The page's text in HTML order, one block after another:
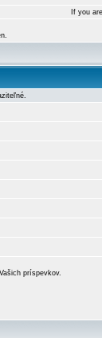
If you
príspevkov.